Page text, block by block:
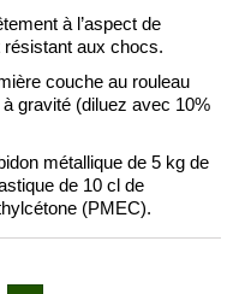
à l’aspect de
aux chocs.
couche au rouleau
gravité (diluez avec 10%
métallique de 5 kg de
de 10 cl de
(PMEC).